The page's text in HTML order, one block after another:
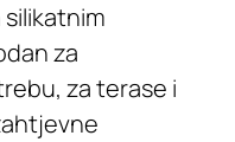
silikatnim
za
za terase i